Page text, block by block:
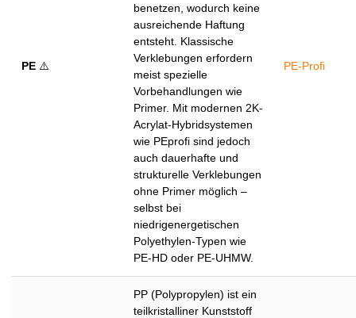
PE ⚠️
benetzen, wodurch keine
ausreichende Haftung
entsteht. Klassische
Verklebungen erfordern
meist spezielle
Vorbehandlungen wie
Primer. Mit modernen 2K-
Acrylat-Hybridsystemen
wie PEprofi sind jedoch
auch dauerhafte und
strukturelle Verklebungen
ohne Primer möglich –
selbst bei
niedrigenergetischen
Polyethylen-Typen wie
PE-HD oder PE-UHMW.
PE-Profi
PP (Polypropylen) ist ein
teilkristalliner Kunststoff